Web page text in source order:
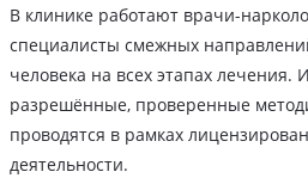
В клинике работают врачи-
специалисты смежных
человека на всех этапах лечения.
разрешённые, проверенные
проводятся в рамках
деятельности.